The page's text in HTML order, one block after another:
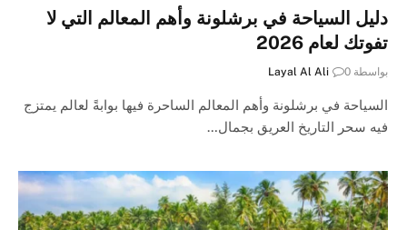
دليل السياحة في برشلونة وأهم المعالم التي لا
تفوتك لعام 2026
بواسطة Layal Al Ali 0
السياحة في برشلونة وأهم المعالم الساحرة فيها بوابةً لعالم يمتزج
فيه سحر التاريخ العريق بجمال…